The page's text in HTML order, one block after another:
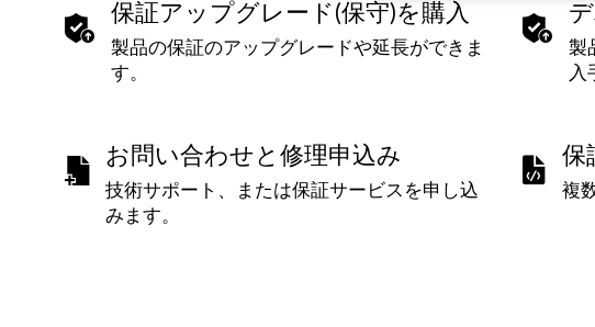
保証アップグレード(保守)を購入
製品の保証のアップグレードや延長ができま
す。
製
入
お問い合わせと修理申込み
技術サポート、または保証サービスを申し込
みます。
保
複